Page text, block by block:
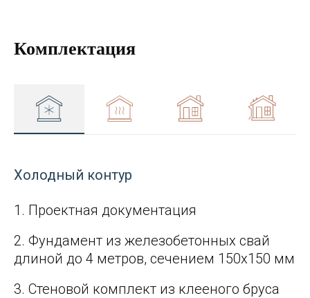
Комплектация
Холодный контур
Проектная документация
Фундамент из железобетонных свай
длиной до 4 метров, сечением 150x150 мм
Стеновой комплект из клееного бруса